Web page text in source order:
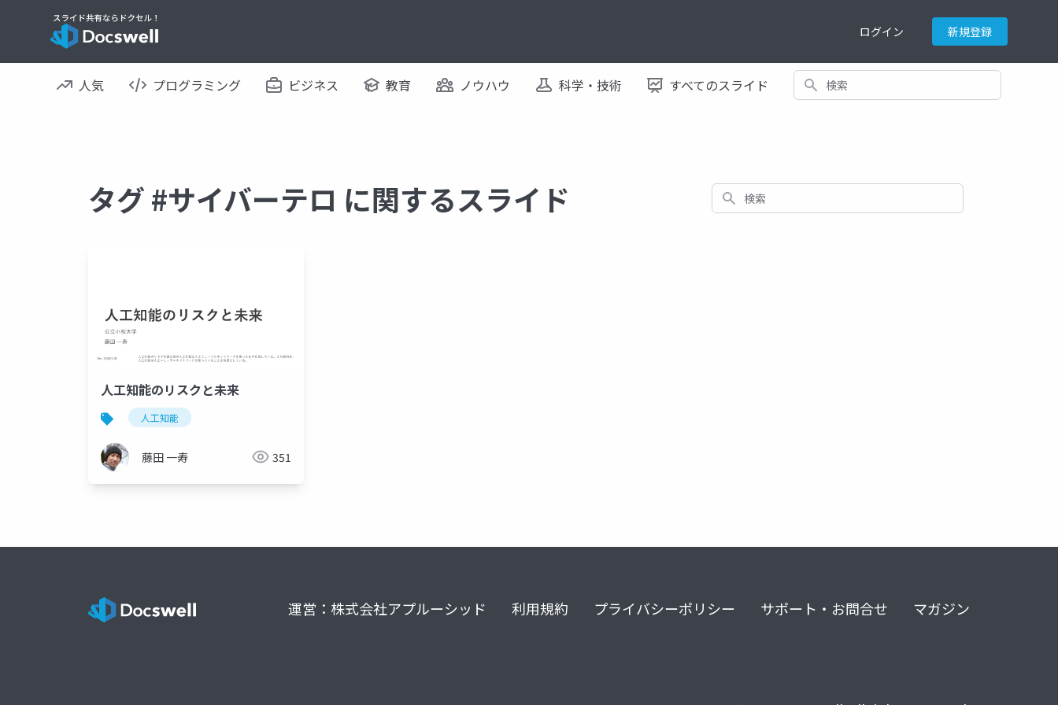
ログイン 新規登録
人気 プログラミング ビジネス 教育 ノウハウ 科学・技術 すべてのスライド 検索
タグ #サイバーテロ に関するスライド 検索
人工知能のリスクと未来
人工知能
藤田 一寿 351
運営：株式会社アプルーシッド 利用規約 プライバシーポリシー サポート・お問合せ マガジン